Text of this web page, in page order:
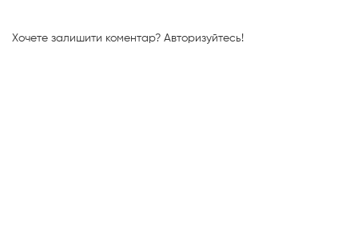
Хочете залишити коментар? Авторизуйтесь!